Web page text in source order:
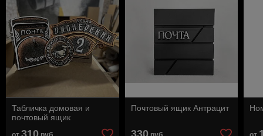
Табличка домовая и
почтовый ящик
Почтовый ящик Антрацит